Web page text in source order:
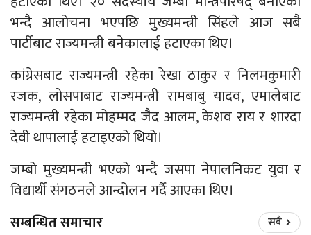
भन्दै आलोचना भएपछि मुख्यमन्त्री सिंहले आज सबै
पार्टीबाट राज्यमन्त्री बनेकालाई हटाएका थिए।
कांग्रेसबाट राज्यमन्त्री रहेका रेखा ठाकुर र निलमकुमारी
रजक, लोसपाबाट राज्यमन्त्री रामबाबु यादव, एमालेबाट
राज्यमन्त्री रहेका मोहम्मद जैद आलम, केशव राय र शारदा
देवी थापालाई हटाइएको थियो।
जम्बो मुख्यमन्त्री भएको भन्दै जसपा नेपालनिकट युवा र
विद्यार्थी संगठनले आन्दोलन गर्दै आएका थिए।
सम्बन्धित समाचार सबै